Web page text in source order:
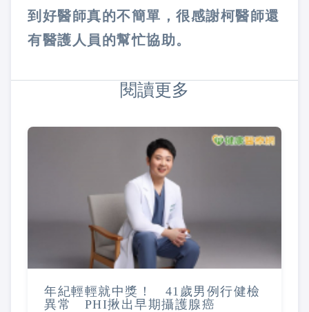
到好醫師真的不簡單，很感謝柯醫師還
有醫護人員的幫忙協助。
閱讀更多
年紀輕輕就中獎！ 41歲男例行健檢
異常 PHI揪出早期攝護腺癌